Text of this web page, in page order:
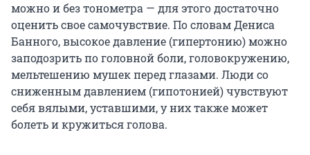
можно и без тонометра — для этого достаточно
оценить свое самочувствие. По словам Дениса
Банного, высокое давление (гипертонию) можно
заподозрить по головной боли, головокружению,
мельтешению мушек перед глазами. Люди со
сниженным давлением (гипотонией) чувствуют
себя вялыми, уставшими, у них также может
болеть и кружиться голова.